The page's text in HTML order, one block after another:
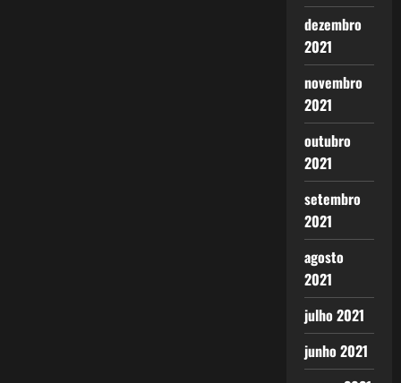
dezembro
2021
novembro
2021
outubro
2021
setembro
2021
agosto
2021
julho 2021
junho 2021